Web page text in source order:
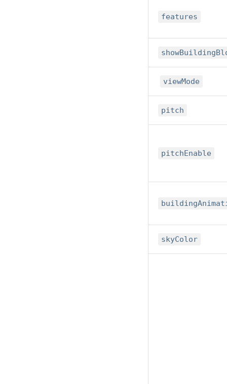
features
viewMode
pitch
pitchEnable
skyColor